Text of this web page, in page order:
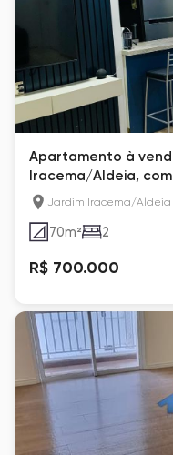
Apartamento à
Iracema/Aldeia,
Jardim Iracema/Aldeia
70m² 2
R$ 700.000